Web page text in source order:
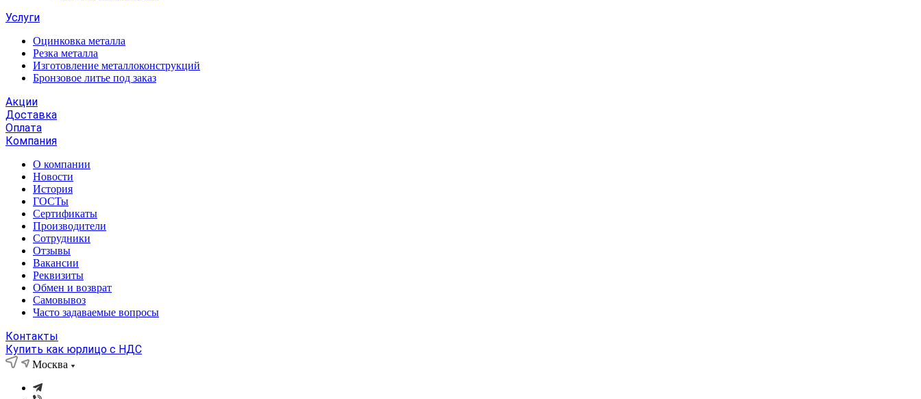
Услуги
Оцинковка металла
Резка металла
Изготовление металлоконструкций
Бронзовое литье под заказ
Акции
Доставка
Оплата
Компания
О компании
Новости
История
ГОСТы
Сертификаты
Производители
Сотрудники
Отзывы
Вакансии
Реквизиты
Обмен и возврат
Самовывоз
Часто задаваемые вопросы
Контакты
Купить как юрлицо с НДС
Москва